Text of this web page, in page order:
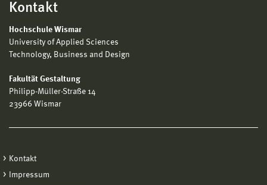
Kontakt
Hochschule Wismar
University of Applied Sciences
Technology, Business and Design
Fakultät Gestaltung
Philipp-Müller-Straße 14
23966 Wismar
Kontakt
Impressum